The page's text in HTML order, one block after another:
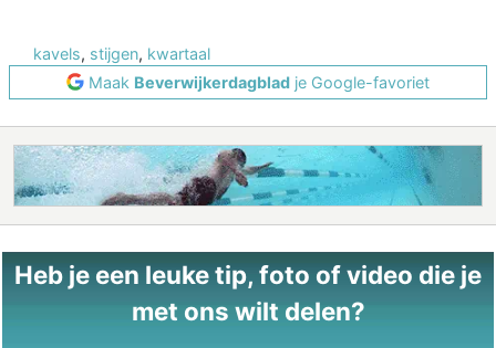
kavels, stijgen, kwartaal
Maak Beverwijkerdagblad je Google-favoriet
Heb je een leuke tip, foto of video die je
met ons wilt delen?